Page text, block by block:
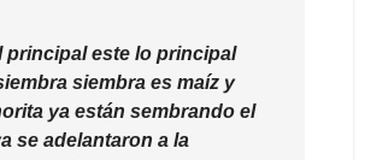
principal este lo principal
siembra es maíz y
ya están sembrando el
se adelantaron a la